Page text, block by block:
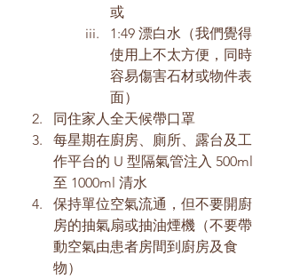
或
1:49 漂白水（我們覺得
使用上不太方便，同時
容易傷害石材或物件表
面）
同住家人全天候帶口罩
每星期在廚房、廁所、露台及工
作平台的 U 型隔氣管注入 500ml
至 1000ml 清水
保持單位空氣流通，但不要開廚
房的抽氣扇或抽油煙機（不要帶
動空氣由患者房間到廚房及食
物）